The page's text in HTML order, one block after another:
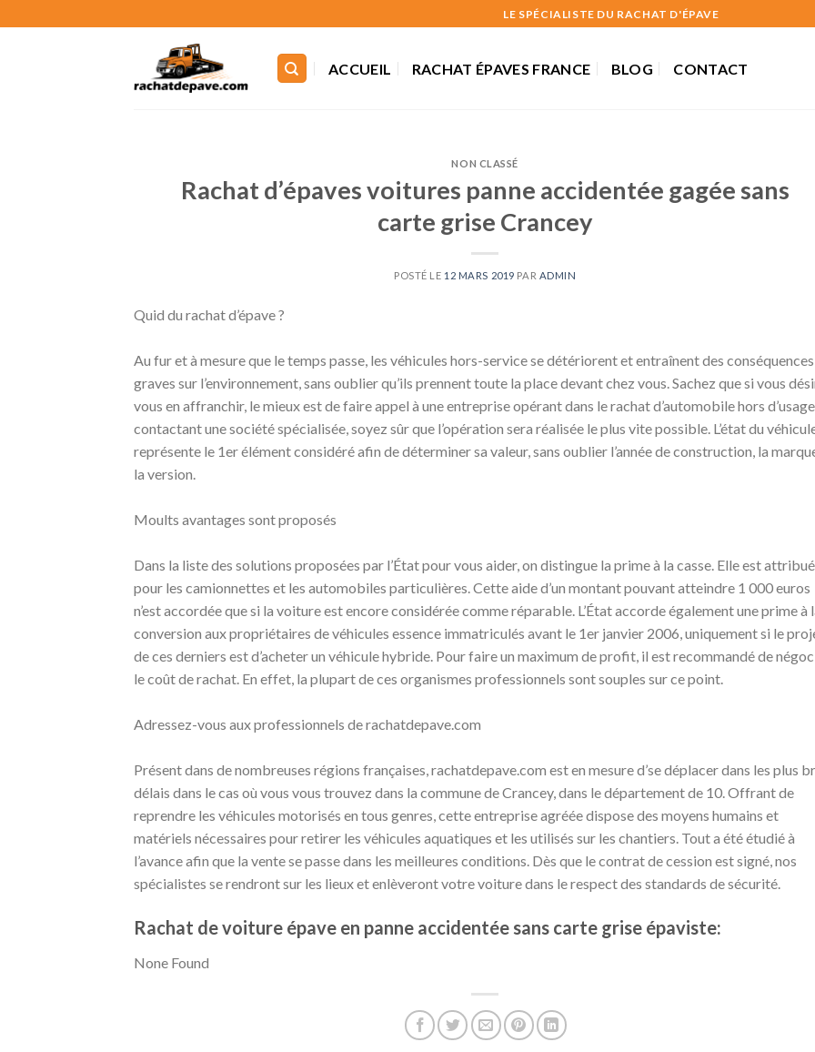
to
LE SPÉCIALISTE DU RACHAT D'ÉPAVE
ACCUEIL RACHAT ÉPAVES FRANCE BLOG CONTACT
NON CLASSÉ
Rachat d’épaves voitures panne accidentée gagée sans
carte grise Crancey
POSTÉ LE 12 MARS 2019 PAR ADMIN
Quid du rachat d’épave ?
Au fur et à mesure que le temps passe, les véhicules hors-service se détériorent et entraînent des conséquences
graves sur l’environnement, sans oublier qu’ils prennent toute la place devant chez vous. Sachez que si vous
vous en affranchir, le mieux est de faire appel à une entreprise opérant dans le rachat d’automobile hors
contactant une société spécialisée, soyez sûr que l’opération sera réalisée le plus vite possible. L’état du
représente le 1er élément considéré afin de déterminer sa valeur, sans oublier l’année de construction, la
la version.
Moults avantages sont proposés
Dans la liste des solutions proposées par l’État pour vous aider, on distingue la prime à la casse. Elle est
pour les camionnettes et les automobiles particulières. Cette aide d’un montant pouvant atteindre 1 000 euros
n’est accordée que si la voiture est encore considérée comme réparable. L’État accorde également une prime à
conversion aux propriétaires de véhicules essence immatriculés avant le 1er janvier 2006, uniquement si le
de ces derniers est d’acheter un véhicule hybride. Pour faire un maximum de profit, il est recommandé de
le coût de rachat. En effet, la plupart de ces organismes professionnels sont souples sur ce point.
Adressez-vous aux professionnels de rachatdepave.com
Présent dans de nombreuses régions françaises, rachatdepave.com est en mesure d’se déplacer dans les plus
délais dans le cas où vous vous trouvez dans la commune de Crancey, dans le département de 10. Offrant de
reprendre les véhicules motorisés en tous genres, cette entreprise agréée dispose des moyens humains et
matériels nécessaires pour retirer les véhicules aquatiques et les utilisés sur les chantiers. Tout a été étudié à
l’avance afin que la vente se passe dans les meilleures conditions. Dès que le contrat de cession est signé, nos
spécialistes se rendront sur les lieux et enlèveront votre voiture dans le respect des standards de sécurité.
Rachat de voiture épave en panne accidentée sans carte grise épaviste:
None Found